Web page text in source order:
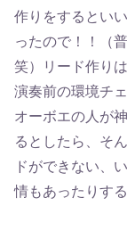
作りをするとい
ったので！！（
笑）リード作り
演奏前の環境チ
オーボエの人が
るとしたら、そ
ドができない、
情もあったりする